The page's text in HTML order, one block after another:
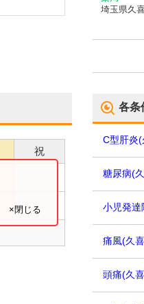
祝
×閉じる
埼玉県久
各条
C型肝炎(
糖尿病(
小児発達
痛風(久
頭痛(久